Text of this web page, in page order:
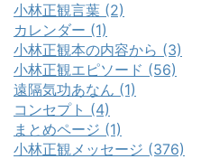
小林正観言葉 (2)
カレンダー (1)
小林正観本の内容から (3)
小林正観エピソード (56)
遠隔気功あなん (1)
コンセプト (4)
まとめページ (1)
小林正観メッセージ (376)